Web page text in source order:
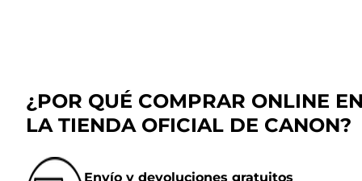
¿POR QUÉ COMPRAR ONLINE
LA TIENDA OFICIAL DE CANON?
Envío y devoluciones gratuitos